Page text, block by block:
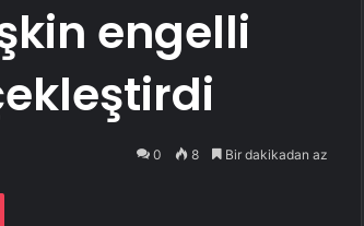
engelli
0 8 Bir dakikadan az
Pocket